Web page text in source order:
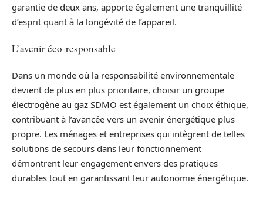
garantie de deux ans, apporte également une tranquillité
d’esprit quant à la longévité de l’appareil.
L’avenir éco-responsable
Dans un monde où la responsabilité environnementale
devient de plus en plus prioritaire, choisir un groupe
électrogène au gaz SDMO est également un choix éthique,
contribuant à l’avancée vers un avenir énergétique plus
propre. Les ménages et entreprises qui intègrent de telles
solutions de secours dans leur fonctionnement
démontrent leur engagement envers des pratiques
durables tout en garantissant leur autonomie énergétique.